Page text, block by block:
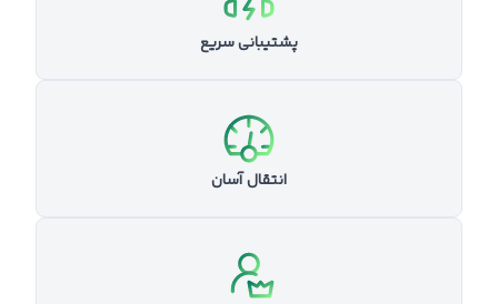
پشتیبانی سریع
انتقال آسان